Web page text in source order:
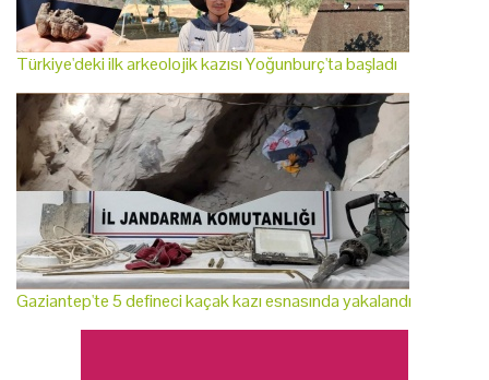
Türkiye'deki ilk arkeolojik kazısı Yoğunburç'ta başladı
Gaziantep'te 5 defineci kaçak kazı esnasında yakalandı